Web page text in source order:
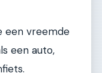
een vreemde
een auto,